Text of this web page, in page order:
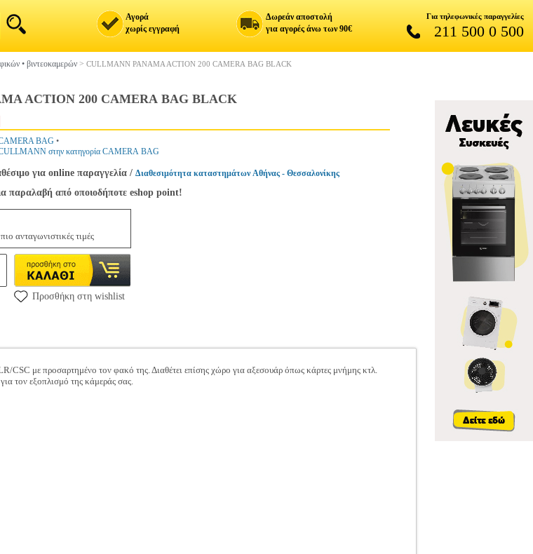
Αγορά
χωρίς εγγραφή
Δωρεάν αποστολή
για αγορές άνω των 90€
Για τηλεφωνικές παραγγελίες
211 500 0 500
• βιντεοκαμερών > CULLMANN PANAMA ACTION 200 CAMERA BAG BLACK
ACTION 200 CAMERA BAG BLACK
BAG •
στην κατηγορία CAMERA BAG
για online παραγγελία / Διαθεσιμότητα καταστημάτων Αθήνας - Θεσσαλονίκης
παραλαβή από οποιοδήποτε eshop point!
ανταγωνιστικές τιμές
Προσθήκη στη wishlist
με προσαρτημένο τον φακό της. Διαθέτει επίσης χώρο για αξεσουάρ όπως κάρτες μνήμης κτλ.
τον εξοπλισμό της κάμεράς σας.